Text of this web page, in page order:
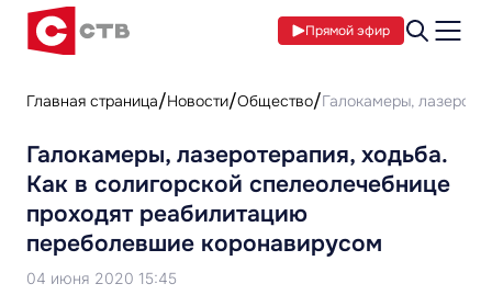
Прямой эфир
Главная страница Новости Общество Галокамеры,
Галокамеры, лазеротерапия, ходьба.
Как в солигорской спелеолечебнице
проходят реабилитацию
переболевшие коронавирусом
04 июня 2020 15:45